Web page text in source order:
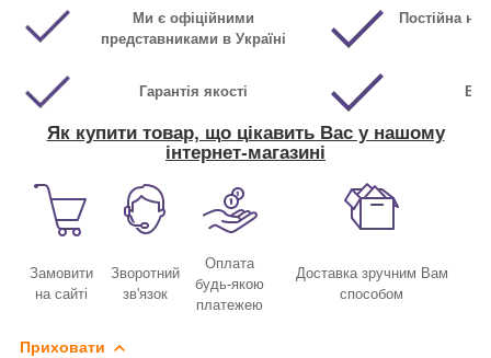
Ми є офіційними
представниками в Україні
Постійна
Гарантія якості
Як купити товар, що цікавить Вас у нашому
інтернет-магазині
Замовити
на сайті
Зворотний
зв'язок
Оплата
будь-якою
платежею
Доставка зручним Вам
способом
Приховати